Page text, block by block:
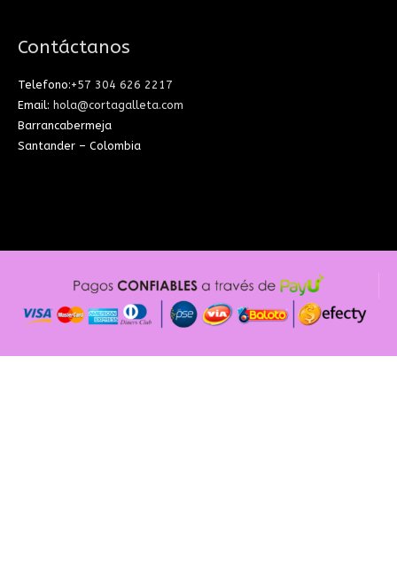
Contáctanos
Telefono:+57 304 626 2217
Email: hola@cortagalleta.com
Barrancabermeja
Santander – Colombia